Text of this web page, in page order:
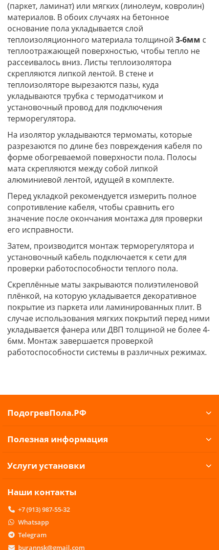
(паркет, ламинат) или мягких (линолеум, ковролин)
материалов. В обоих случаях на бетонное
основание пола укладывается слой
теплоизоляционного материала толщиной 3-6мм с
теплоотражающей поверхностью, чтобы тепло не
рассеивалось вниз. Листы теплоизолятора
скрепляются липкой лентой. В стене и
теплоизоляторе вырезаются пазы, куда
укладываются трубка с термодатчиком и
установочный провод для подключения
терморегулятора.
На изолятор укладываются термоматы, которые
разрезаются по длине без повреждения кабеля по
форме обогреваемой поверхности пола. Полосы
мата скрепляются между собой липкой
алюминиевой лентой, идущей в комплекте.
Перед укладкой рекомендуется измерить полное
сопротивление кабеля, чтобы сравнить его
значение после окончания монтажа для проверки
его исправности.
Затем, производится монтаж терморегулятора и
установочный кабель подключается к сети для
проверки работоспособности теплого пола.
Скреплённые маты закрываются полиэтиленовой
плёнкой, на которую укладывается декоративное
покрытие из паркета или ламинированных плит. В
случае использования мягких покрытий перед ними
укладывается фанера или ДВП толщиной не более 4-
6мм. Монтаж завершается проверкой
работоспособности системы в различных режимах.
ПодогревПола.РФ
Полезная информация
Услуги установки
Наши контакты
+7 (913) 987-55-32
Whatsapp
Telegram
burannsk@gmail.com